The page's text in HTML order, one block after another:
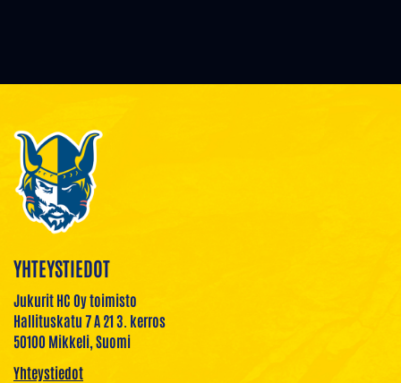
YHTEYSTIEDOT
Jukurit HC Oy toimisto
Hallituskatu 7 A 21 3. kerros
50100 Mikkeli, Suomi
Yhteystiedot